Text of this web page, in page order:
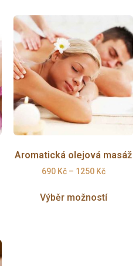
Aromatická olejová masáž
690 Kč– 1250 Kč
Výběr možností